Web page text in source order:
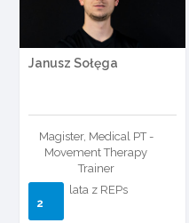
Janusz Sołęga
Magister, Medical PT -
Movement Therapy
Trainer
2
lata z REPs